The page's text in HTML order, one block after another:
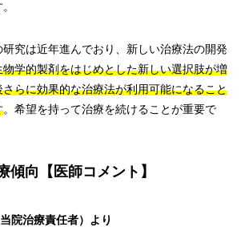
研究は近年進んでおり、新しい治療法の開発
物学的製剤をはじめとした新しい選択肢が増
らに効果的な治療法が利用可能になること
。希望を持って治療を続けることが重要で
傾向【医師コメント】
院治療責任者）より